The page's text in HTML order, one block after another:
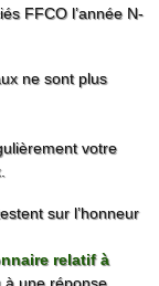
FFCO l’année N-
ne sont plus
votre
sur l’honneur
relatif à